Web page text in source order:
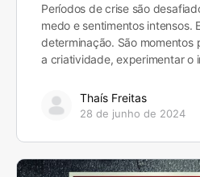
Períodos de crise são
medo e sentimentos intensos.
determinação. São momentos
a criatividade, experimentar o
Thaís Freitas
28 de junho de 2024